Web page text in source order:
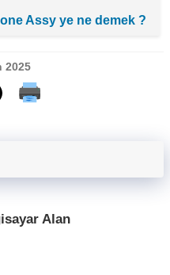
Assy ye ne demek ?
2025
Alan